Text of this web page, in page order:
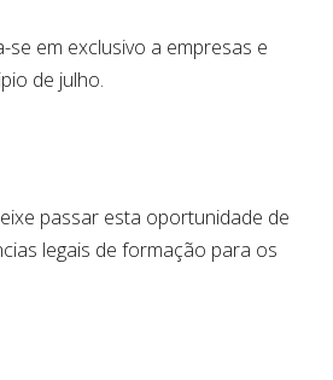
se em exclusivo a empresas e
de julho.
passar esta oportunidade de
legais de formação para os